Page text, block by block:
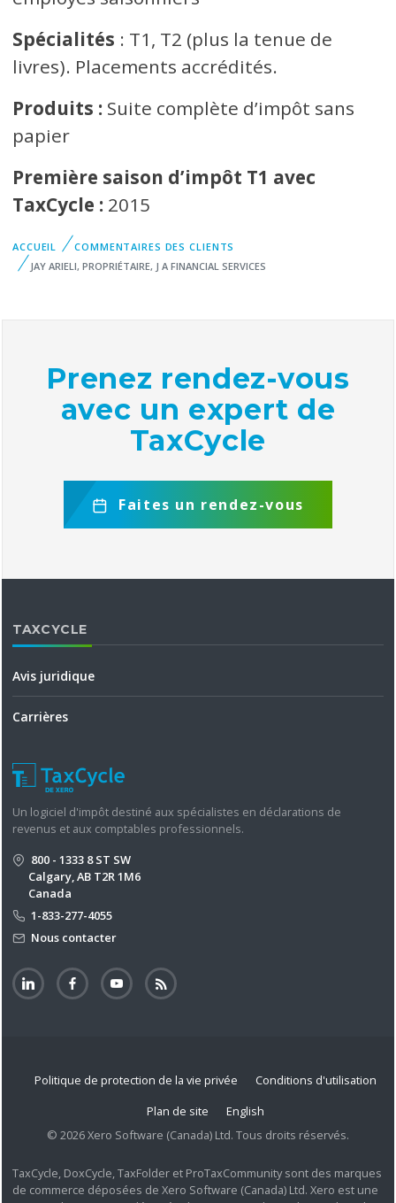
Spécialités : T1, T2 (plus la tenue de
livres). Placements accrédités.
Produits : Suite complète d’impôt sans
papier
Première saison d’impôt T1 avec
TaxCycle : 2015
ACCUEIL
COMMENTAIRES DES CLIENTS
JAY ARIELI, PROPRIÉTAIRE, J A FINANCIAL SERVICES
Prenez rendez-vous
avec un expert de
TaxCycle
Faites un rendez-vous
TAXCYCLE
Avis juridique
Carrières
Un logiciel d'impôt destiné aux spécialistes en déclarations de
revenus et aux comptables professionnels.
800 - 1333 8 ST SW
Calgary, AB T2R 1M6
Canada
1-833-277-4055
Nous contacter
Politique de protection de la vie privée
Conditions d'utilisation
Plan de site
English
© 2026 Xero Software (Canada) Ltd. Tous droits réservés.
TaxCycle, DoxCycle, TaxFolder et ProTaxCommunity sont des marques
de commerce déposées de Xero Software (Canada) Ltd. Xero est une